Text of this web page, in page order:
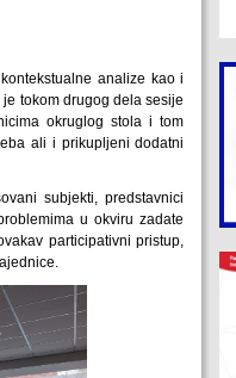
analize kao i
tokom drugog dela sesije
okruglog stola i tom
ali i prikupljeni dodatni
subjekti, predstavnici
u okviru zadate
participativni pristup,